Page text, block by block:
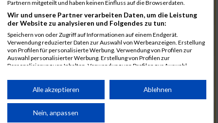
15956
Pütz
00:47:19.3
15912
Keilholz
00:47:58.3
16007
Wurm
00:48:11.4
15922
Kriegsch
00:48:28.2
15872
Fröhlich
00:49:06.5
15881
Görg
00:49:14.9
Rottner
00:49:44.7
Meier
Partnern mitgeteilt und haben keinen Einfluss auf die Browserdaten.
Wir und unsere Partner verarbeiten Daten, um die Leistung
der Website zu analysieren und Folgendes zu tun:
Speichern von oder Zugriff auf Informationen auf einem Endgerät.
Verwendung reduzierter Daten zur Auswahl von Werbeanzeigen. Erstellung
von Profilen für personalisierte Werbung. Verwendung von Profilen zur
Auswahl personalisierter Werbung. Erstellung von Profilen zur
Personalisierung von Inhalten. Verwendung von Profilen zur Auswahl
Performance von Inhalten. Analyse von Zielgruppen durch Statistiken oder
Kombinationen von Daten aus verschiedenen Quellen. Entwicklung und
von Inhalten.
Daten können außerhalb der Europäischen Union weitergegeben und in die
Alle akzeptieren Ablehnen
Nein, anpassen